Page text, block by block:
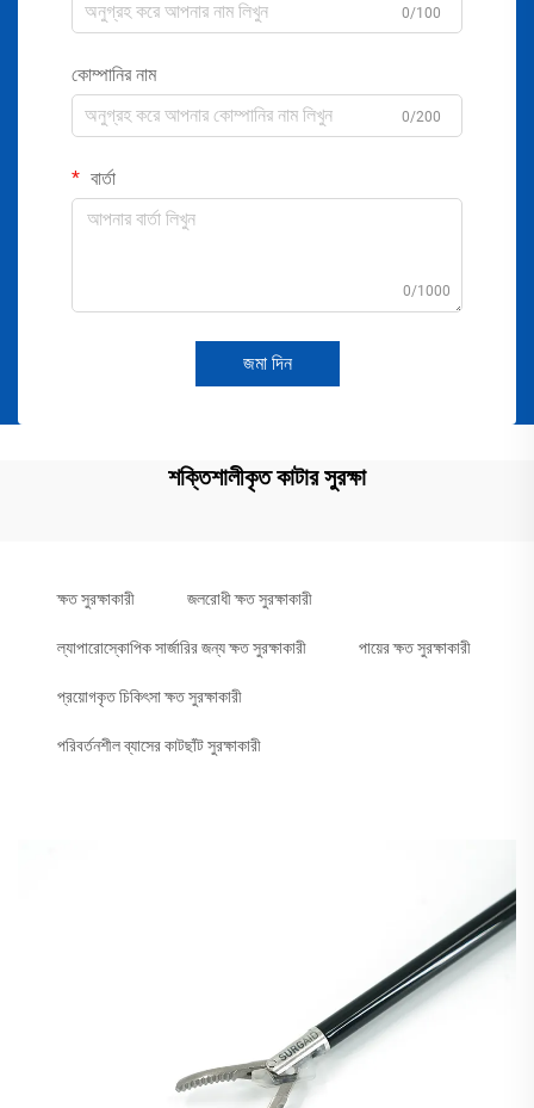
0/100
কোম্পানির নাম
0/200
বার্তা
0/1000
জমা দিন
শক্তিশালীকৃত কাটার সুরক্ষা
ক্ষত সুরক্ষাকারী জলরোধী ক্ষত সুরক্ষাকারী
ল্যাপারোস্কোপিক সার্জারির জন্য ক্ষত সুরক্ষাকারী পায়ের ক্ষত সুরক্ষাকারী
প্রয়োগকৃত চিকিৎসা ক্ষত সুরক্ষাকারী
পরিবর্তনশীল ব্যাসের কাটছাঁট সুরক্ষাকারী